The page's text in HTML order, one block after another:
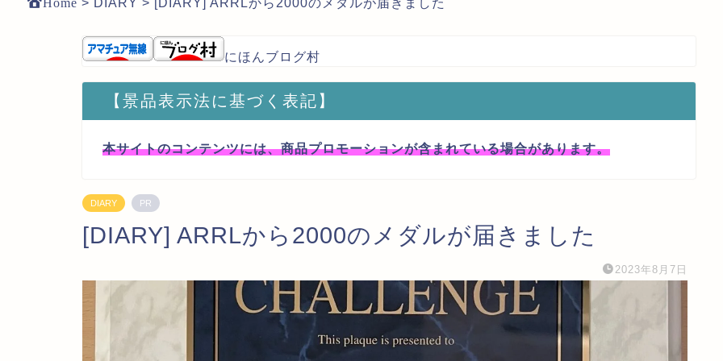
> DIARY > [DIARY] ARRLから2000のメダルが届きました
にほんブログ村
【景品表示法に基づく表記】
本サイトのコンテンツには、商品プロモーションが含まれている場合があります。
DIARY PR
[DIARY] ARRLから2000のメダルが届きました
2023年8月7日